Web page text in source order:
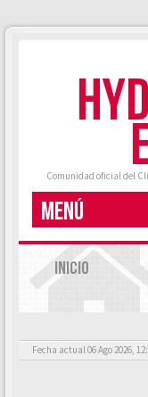
Comunidad oficial del
MENÚ
INICIO
Fecha actual 06 Ago 2026,